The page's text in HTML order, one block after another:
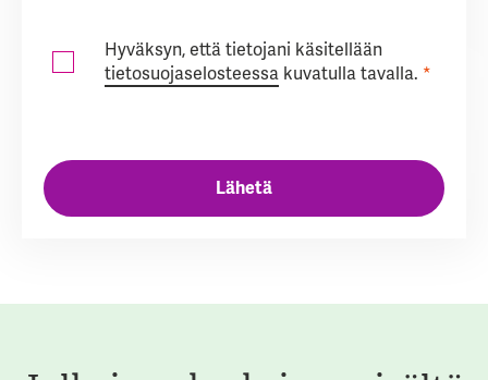
Hyväksyn, että tietojani käsitellään
tietosuojaselosteessa kuvatulla tavalla. *